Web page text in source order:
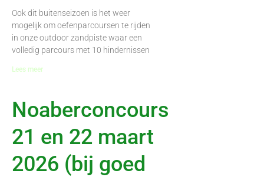
Ook dit buitenseizoen is het weer
mogelijk om oefenparcoursen te rijden
in onze outdoor zandpiste waar een
volledig parcours met 10 hindernissen
Lees meer
Noaberconcours
21 en 22 maart
2026 (bij goed